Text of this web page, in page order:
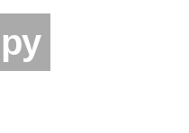
ру